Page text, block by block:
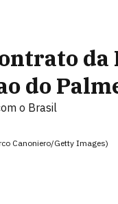
do
o Brasil
Canoniero/Getty Images)